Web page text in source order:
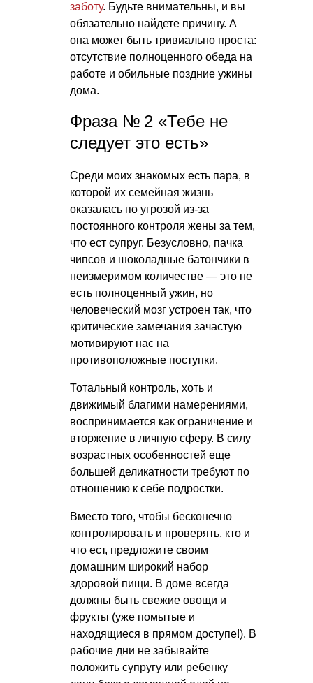
заботу. Будьте внимательны, и вы
обязательно найдете причину. А
она может быть тривиально проста:
отсутствие полноценного обеда на
работе и обильные поздние ужины
дома.
Фраза № 2 «Тебе не
следует это есть»
Среди моих знакомых есть пара, в
которой их семейная жизнь
оказалась по угрозой из-за
постоянного контроля жены за тем,
что ест супруг. Безусловно, пачка
чипсов и шоколадные батончики в
неизмеримом количестве — это не
есть полноценный ужин, но
человеческий мозг устроен так, что
критические замечания зачастую
мотивируют нас на
противоположные поступки.
Тотальный контроль, хоть и
движимый благими намерениями,
воспринимается как ограничение и
вторжение в личную сферу. В силу
возрастных особенностей еще
большей деликатности требуют по
отношению к себе подростки.
Вместо того, чтобы бесконечно
контролировать и проверять, кто и
что ест, предложите своим
домашним широкий набор
здоровой пищи. В доме всегда
должны быть свежие овощи и
фрукты (уже помытые и
находящиеся в прямом доступе!). В
рабочие дни не забывайте
положить супругу или ребенку